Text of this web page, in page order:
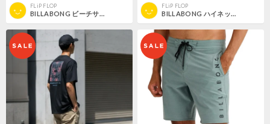
FLiP FLOP
BILLABONG ビーチサンダル -ブラック
FLiP FLOP
BILLABONG ハイネック長袖ラッシュガード -ブラック